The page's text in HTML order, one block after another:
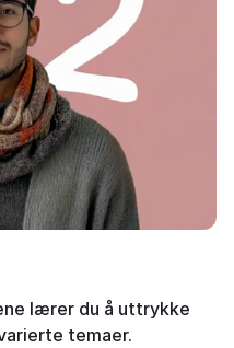
lærer du å uttrykke
temaer.